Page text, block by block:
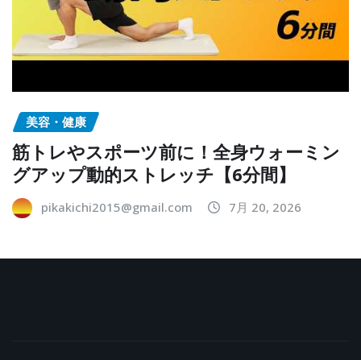
美容・健康
筋トレやスポーツ前に！全身ウォーミン
グアップ動的ストレッチ【6分間】
pikakichi2015@gmail.com 7月 20, 2026